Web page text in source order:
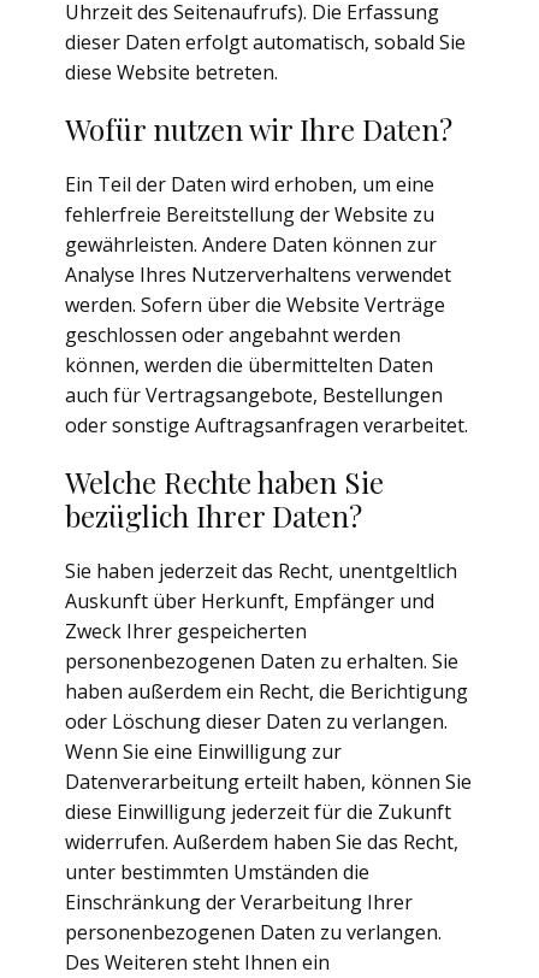
Uhrzeit des Seitenaufrufs). Die Erfassung
dieser Daten erfolgt automatisch, sobald Sie
diese Website betreten.
Wofür nutzen wir Ihre Daten?
Ein Teil der Daten wird erhoben, um eine
fehlerfreie Bereitstellung der Website zu
gewährleisten. Andere Daten können zur
Analyse Ihres Nutzerverhaltens verwendet
werden. Sofern über die Website Verträge
geschlossen oder angebahnt werden
können, werden die übermittelten Daten
auch für Vertragsangebote, Bestellungen
oder sonstige Auftragsanfragen verarbeitet.
Welche Rechte haben Sie
bezüglich Ihrer Daten?
Sie haben jederzeit das Recht, unentgeltlich
Auskunft über Herkunft, Empfänger und
Zweck Ihrer gespeicherten
personenbezogenen Daten zu erhalten. Sie
haben außerdem ein Recht, die Berichtigung
oder Löschung dieser Daten zu verlangen.
Wenn Sie eine Einwilligung zur
Datenverarbeitung erteilt haben, können Sie
diese Einwilligung jederzeit für die Zukunft
widerrufen. Außerdem haben Sie das Recht,
unter bestimmten Umständen die
Einschränkung der Verarbeitung Ihrer
personenbezogenen Daten zu verlangen.
Des Weiteren steht Ihnen ein